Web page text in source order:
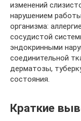
изменений
нарушением
организма:
сосудистой
эндокринными
соединительной
дерматозы,
состояния.
Краткие